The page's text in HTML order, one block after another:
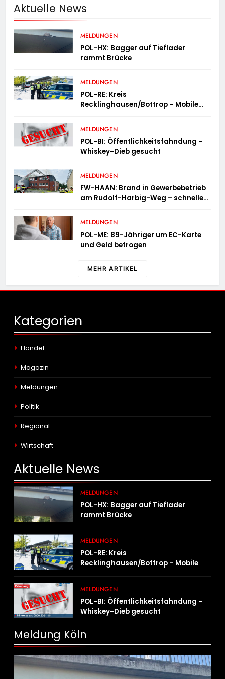
Aktuelle News
MELDUNGEN
POL-HX: Bagger auf Tieflader
rammt Brücke
MELDUNGEN
POL-RE: Kreis
Recklinghausen/Bottrop – Mobile
„PräsenzPlus“
MELDUNGEN
POL-BI: Öffentlichkeitsfahndung –
Whiskey-Dieb gesucht
MELDUNGEN
FW-HAAN: Brand in Gewerbebetrieb
am Rudolf-Harbig-Weg – schnelle
Ausbreitung
MELDUNGEN
POL-ME: 89-Jähriger um EC-Karte
und Geld betrogen
MEHR ARTIKEL
Kategorien
Handel
Magazin
Meldungen
Politik
Regional
Wirtschaft
Aktuelle News
MELDUNGEN
POL-HX: Bagger auf Tieflader
rammt Brücke
MELDUNGEN
POL-RE: Kreis
Recklinghausen/Bottrop – Mobile
MELDUNGEN
POL-BI: Öffentlichkeitsfahndung –
Whiskey-Dieb gesucht
Meldung Köln